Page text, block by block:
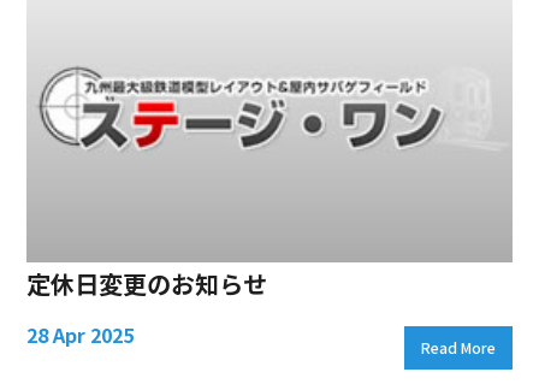
定休日変更のお知らせ
28 Apr 2025 Read More